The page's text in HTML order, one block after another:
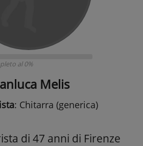
al 0%
Melis
: Chitarra (generica)
di 47 anni di Firenze